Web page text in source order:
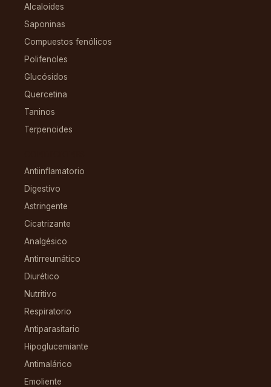
Alcaloides
Saponinas
Compuestos fenólicos
Polifenoles
Glucósidos
Quercetina
Taninos
Terpenoides
Antiinflamatorio
Digestivo
Astringente
Cicatrizante
Analgésico
Antirreumático
Diurético
Nutritivo
Respiratorio
Antiparasitario
Hipoglucemiante
Antimalárico
Emoliente